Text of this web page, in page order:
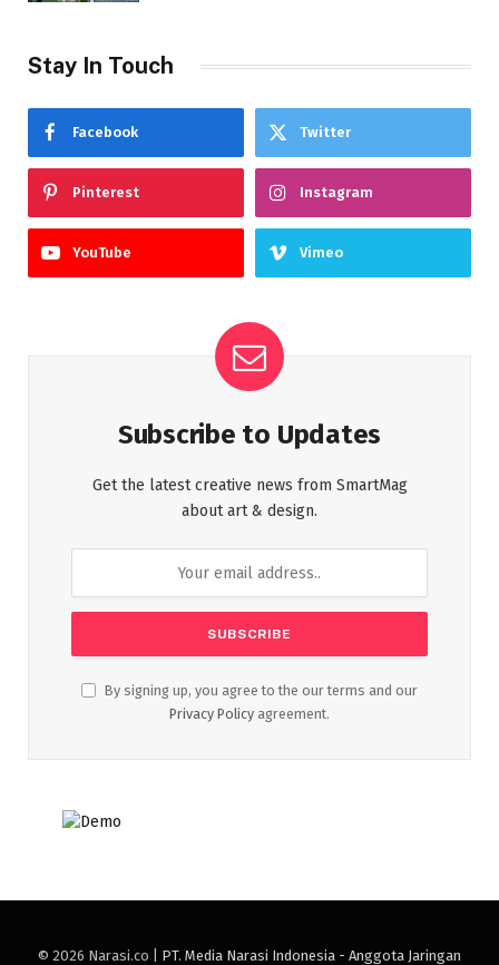
Stay In Touch
Facebook Twitter
Pinterest Instagram
YouTube Vimeo
Subscribe to Updates
Get the latest creative news from SmartMag
about art & design.
By signing up, you agree to the our terms and our
Privacy Policy agreement.
© 2026 Narasi.co | PT. Media Narasi Indonesia - Anggota Jaringan